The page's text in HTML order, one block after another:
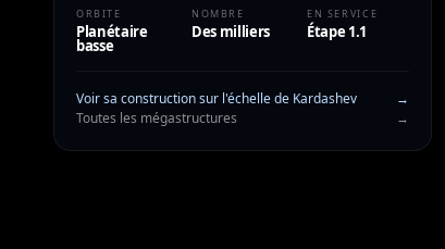
ORBITE
Planétaire
basse
NOMBRE
Des milliers
EN SERVICE
Étape 1.1
Voir sa construction sur l'échelle de Kardashev
→
Toutes les mégastructures
→